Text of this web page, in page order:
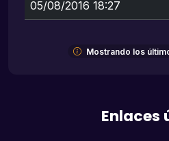
05/08/2016 18:27
Mostrando los
Enlaces